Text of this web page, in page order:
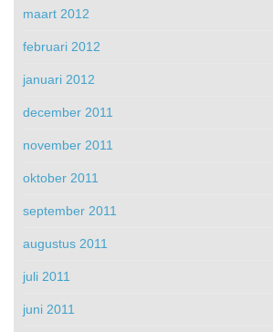
maart 2012
februari 2012
januari 2012
december 2011
november 2011
oktober 2011
september 2011
augustus 2011
juli 2011
juni 2011